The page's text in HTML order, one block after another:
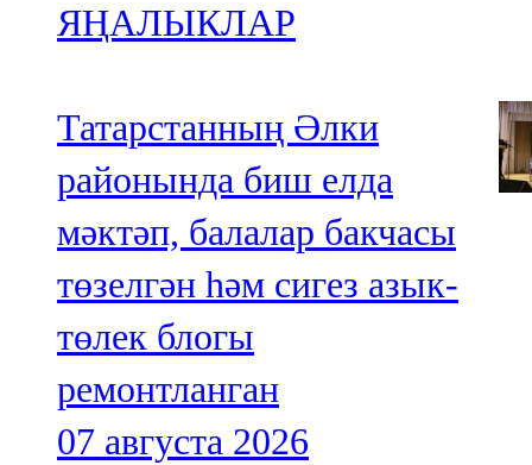
ЯҢАЛЫКЛАР
Татарстанның Әлки
районында биш елда
мәктәп, балалар бакчасы
төзелгән һәм сигез азык-
төлек блогы
ремонтланган
07 августа 2026